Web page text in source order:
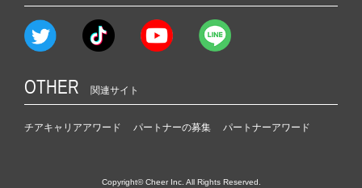
OTHER 関連サイト
チアキャリアアワード パートナーの募集 パートナーアワード
Copyright© Cheer Inc. All Rights Reserved.